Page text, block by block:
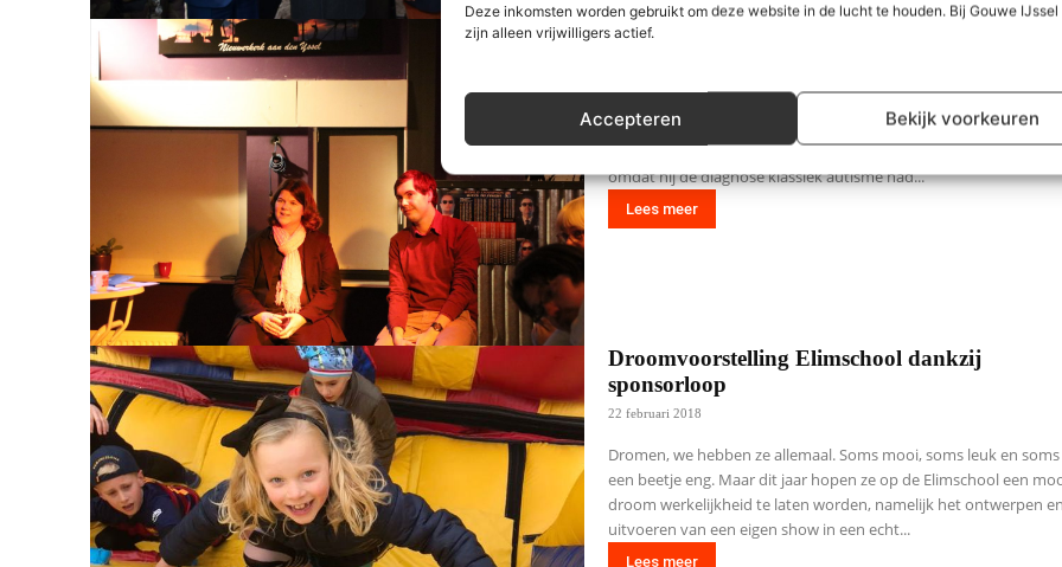
Deze inkomsten worden gebruikt om deze website in de lucht te houden. Bij Gouwe
zijn alleen vrijwilligers actief.
Accepteren Bekijk voorkeuren
Auticafé bestaat 3 jaar : autisme zonder
Drie jaar geleden zat Robin Toscani in het project Sport4Work
welzijn Zuidplas tracht jongeren die zonder werk en school
zitten,weer op de rails te krijgen. Robin was buiten de boot
omdat hij de diagnose klassiek autisme had...
Lees meer
Droomvoorstelling Elimschool dankzij
sponsorloop
22 februari 2018
Dromen, we hebben ze allemaal. Soms mooi, soms leuk en
een beetje eng. Maar dit jaar hopen ze op de Elimschool een
droom werkelijkheid te laten worden, namelijk het ontwerpen en
uitvoeren van een eigen show in een echt...
Lees meer